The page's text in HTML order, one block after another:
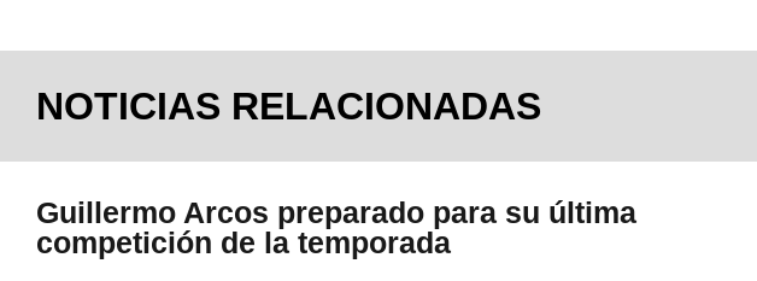
NOTICIAS RELACIONADAS
Guillermo Arcos preparado para su última
competición de la temporada